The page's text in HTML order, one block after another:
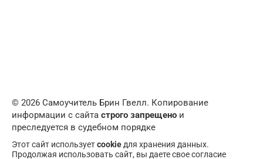
© 2026 Самоучитель Брин Гвелл. Копирование
информации с сайта строго запрещено и
преследуется в судебном порядке
Этот сайт используетcookie для хранения данных.
Продолжая использовать сайт, вы даете свое согласие